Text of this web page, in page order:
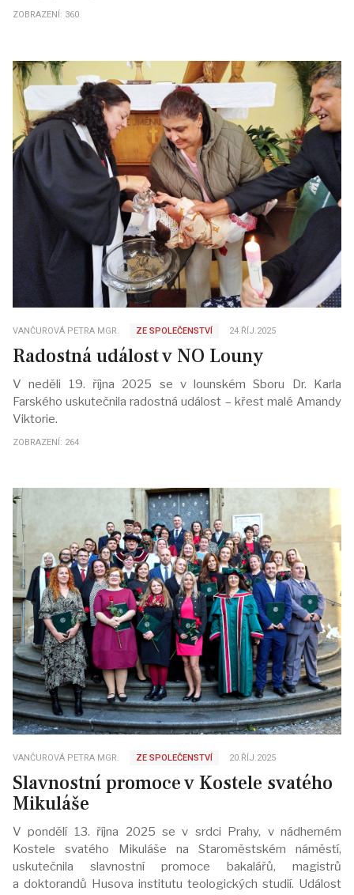
ZOBRAZENÍ: 360
VANČUROVÁ PETRA MGR. ZE SPOLEČENSTVÍ 24.ŘÍJ.2025
Radostná událost v NO Louny
V neděli 19. října 2025 se v lounském Sboru Dr. Karla
Farského uskutečnila radostná událost – křest malé Amandy
Viktorie.
ZOBRAZENÍ: 264
VANČUROVÁ PETRA MGR. ZE SPOLEČENSTVÍ 20.ŘÍJ.2025
Slavnostní promoce v Kostele svatého
Mikuláše
V pondělí 13. října 2025 se v srdci Prahy, v nádherném
Kostele svatého Mikuláše na Staroměstském náměstí,
uskutečnila slavnostní promoce bakalářů, magistrů
a doktorandů Husova institutu teologických studií. Událost